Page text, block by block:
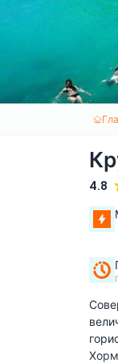
4.8